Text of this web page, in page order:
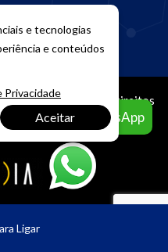
Digital. Todos os Direitos
Ligar
Agendar pelo WhatsApp
e tecnologias
e conteúdos
Privacidade
Aceitar